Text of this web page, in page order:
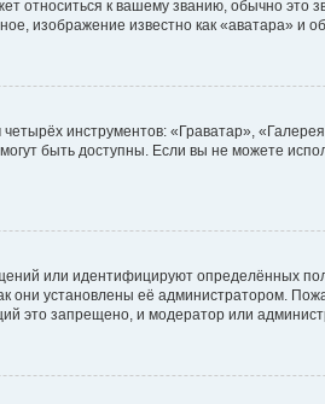
относиться к вашему званию, обычно это
изображение известно как «аватара» и
инструментов: «Граватар»,
быть доступны. Если вы не можете
или идентифицируют определённых
установлены её администратором.
это запрещено, и модератор или